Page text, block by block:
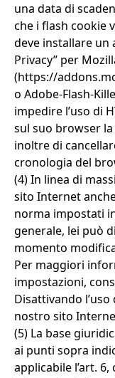
una data di
che i flash cookie
deve installare un
Privacy” per
(https://
o Adobe-Flash-
impedire l’uso di
sul suo browser
inoltre di
cronologia del
(4) In linea di
sito Internet
norma impostati
generale, lei può
momento
Per maggiori
impostazioni,
Disattivando
nostro sito
(5) La base
ai punti sopra
applicabile l’art.